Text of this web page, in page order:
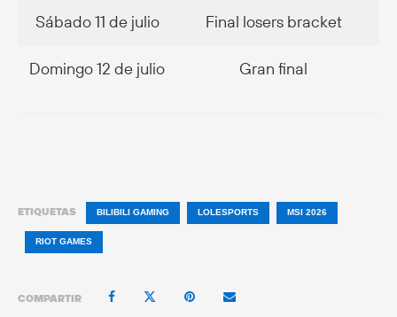
Sábado 11 de julio Final losers bracket
Domingo 12 de julio Gran final
ETIQUETAS BILIBILI GAMING LOLESPORTS MSI 2026
RIOT GAMES
COMPARTIR